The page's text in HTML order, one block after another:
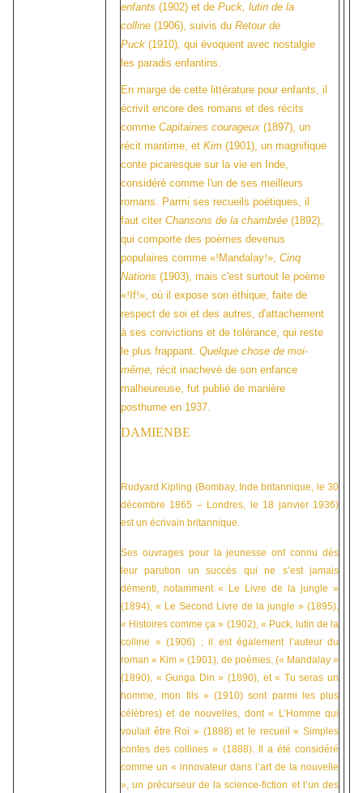
enfants (1902) et de Puck, lutin de la
colline (1906), suivis du Retour de
Puck (1910), qui évoquent avec nostalgie
les paradis enfantins.
En marge de cette littérature pour enfants, il
écrivit encore des romans et des récits
comme Capitaines courageux (1897), un
récit maritime, et Kim (1901), un magnifique
conte picaresque sur la vie en Inde,
considéré comme l'un de ses meilleurs
romans. Parmi ses recueils poétiques, il
faut citer Chansons de la chambrée (1892),
qui comporte des poèmes devenus
populaires comme «!Mandalay!», Cinq
Nations (1903), mais c'est surtout le poème
«!If!», où il expose son éthique, faite de
respect de soi et des autres, d'attachement
à ses convictions et de tolérance, qui reste
le plus frappant. Quelque chose de moi-
même, récit inachevé de son enfance
malheureuse, fut publié de manière
posthume en 1937.
DAMIENBE
Rudyard Kipling (Bombay, Inde britannique, le 30
décembre 1865 – Londres, le 18 janvier 1936)
est un écrivain britannique.
Ses ouvrages pour la jeunesse ont connu dès
leur parution un succès qui ne s’est jamais
démenti, notamment « Le Livre de la jungle »
(1894), « Le Second Livre de la jungle » (1895),
« Histoires comme ça » (1902), « Puck, lutin de la
colline » (1906) ; il est également l’auteur du
roman « Kim » (1901), de poèmes, (« Mandalay »
(1890), « Gunga Din » (1890), et « Tu seras un
homme, mon fils » (1910) sont parmi les plus
célèbres) et de nouvelles, dont « L’Homme qui
voulait être Roi » (1888) et le recueil « Simples
contes des collines » (1888). Il a été considéré
comme un « innovateur dans l’art de la nouvelle
», un précurseur de la science-fiction et l’un des